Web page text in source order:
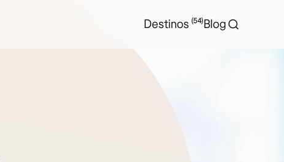
Destinos (54)Blog